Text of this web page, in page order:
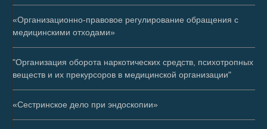
«Организационно-правовое регулирование обращения с
медицинскими отходами»
"Организация оборота наркотических средств, психотропных
веществ и их прекурсоров в медицинской организации"
«Сестринское дело при эндоскопии»